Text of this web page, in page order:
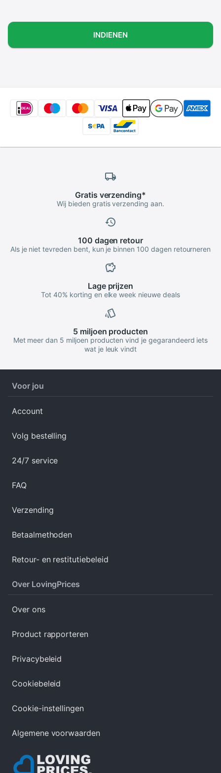
INDIENEN
Gratis verzending*
Wij bieden gratis verzending aan.
100 dagen retour
Als je niet tevreden bent, kun je binnen 100 dagen retourneren
Lageprijzen
Tot 40% korting en elke week nieuwe deals
5 miljoen producten
Met meer dan 5 miljoen producten vind je gegarandeerd iets
wat je leuk vindt
Voor jou
Account
Volg bestelling
24/7 service
FAQ
Verzending
Betaalmethoden
Retour- en restitutiebeleid
Over LovingPrices
Over ons
Product rapporteren
Privacybeleid
Cookiebeleid
Cookie-instellingen
Algemene voorwaarden